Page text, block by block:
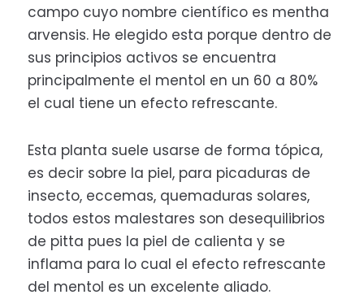
campo cuyo nombre científico es mentha
arvensis. He elegido esta porque dentro de
sus principios activos se encuentra
principalmente el mentol en un 60 a 80%
el cual tiene un efecto refrescante.
Esta planta suele usarse de forma tópica,
es decir sobre la piel, para picaduras de
insecto, eccemas, quemaduras solares,
todos estos malestares son desequilibrios
de pitta pues la piel de calienta y se
inflama para lo cual el efecto refrescante
del mentol es un excelente aliado.